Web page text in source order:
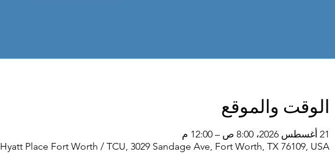
الوقت والموقع
21 أغسطس 2026، 8:00 ص – 12:00 م
Hyatt Place Fort Worth / TCU, 3029 Sandage Ave, Fort Worth, TX 76109, USA